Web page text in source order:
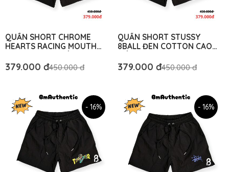
QUẦN SHORT CHROME
HEARTS RACING MOUTH
AUTHENTIC
379.000 đ450.000 đ
QUẦN SHORT STUSSY
8BALL ĐEN COTTON CAO
379.000 đ450.000 đ
- 16% - 16%